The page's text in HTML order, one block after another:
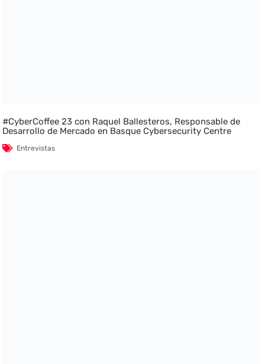
#CyberCoffee 23 con Raquel Ballesteros, Responsable de
Desarrollo de Mercado en Basque Cybersecurity Centre
Entrevistas